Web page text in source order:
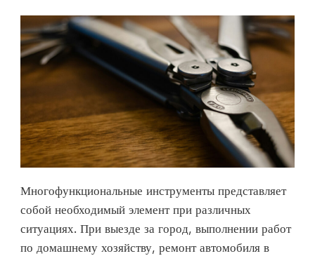
Многофункциональные инструменты представляет
собой необходимый элемент при различных
ситуациях. При выезде за город, выполнении работ
по домашнему хозяйству, ремонт автомобиля в